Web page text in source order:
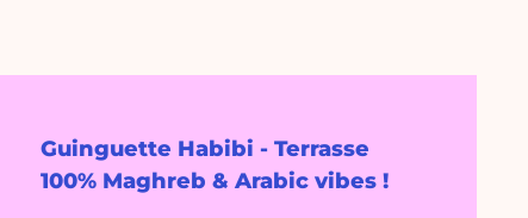
Guinguette Habibi - Terrasse
100% Maghreb & Arabic vibes !